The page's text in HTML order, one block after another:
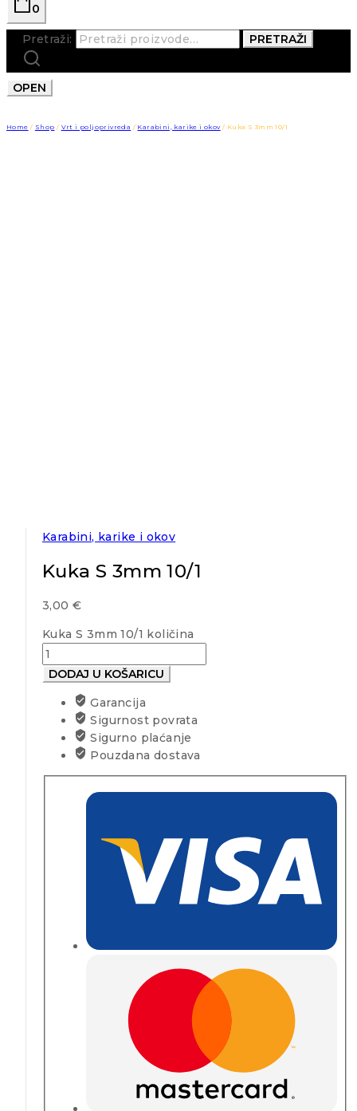
0
Pretraži: PRETRAŽI
OPEN
Home / Shop / Vrt i poljoprivreda / Karabini, karike i okov / Kuka S 3mm 10/1
Karabini, karike i okov
Kuka S 3mm 10/1
3,00 €
Kuka S 3mm 10/1 količina
DODAJ U KOŠARICU
Garancija
Sigurnost povrata
Sigurno plaćanje
Pouzdana dostava